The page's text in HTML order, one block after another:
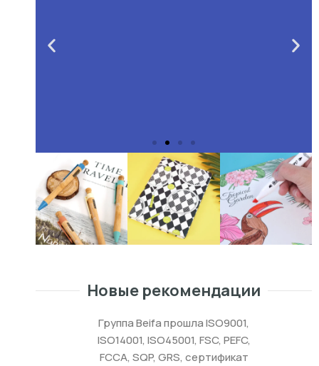
Новые рекомендации
Группа Beifa прошла ISO9001,
ISO14001, ISO45001, FSC, PEFC,
FCCA, SQP, GRS, сертификат